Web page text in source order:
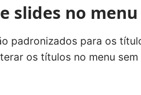
slides no menu
padronizados para os
os títulos no menu